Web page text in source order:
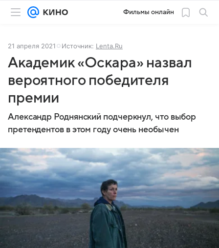
Фильмы онлайн
21 апреля 2021 Источник: Lenta.Ru
Академик «Оскара» назвал
вероятного победителя
премии
Александр Роднянский подчеркнул, что выбор
претендентов в этом году очень необычен